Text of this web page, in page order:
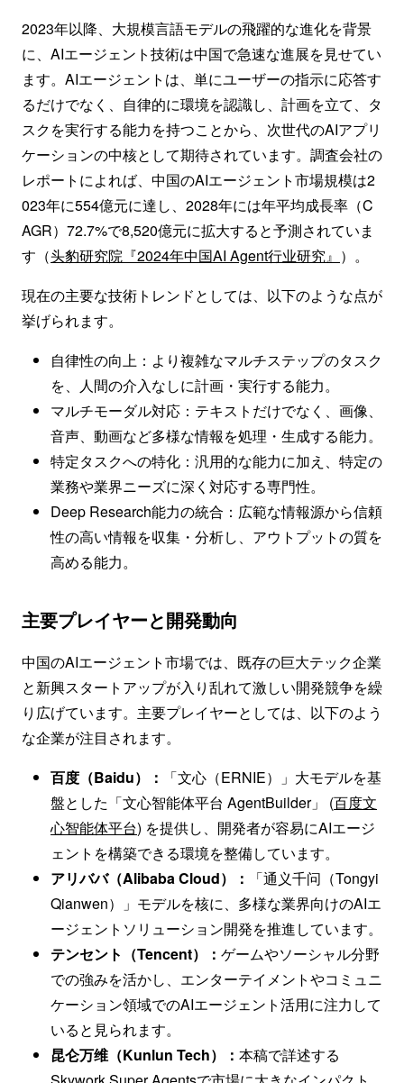
2023年以降、大規模言語モデルの飛躍的な進化を背景
に、AIエージェント技術は中国で急速な進展を見せてい
ます。AIエージェントは、単にユーザーの指示に応答す
るだけでなく、自律的に環境を認識し、計画を立て、タ
スクを実行する能力を持つことから、次世代のAIアプリ
ケーションの中核として期待されています。調査会社の
レポートによれば、中国のAIエージェント市場規模は2
023年に554億元に達し、2028年には年平均成長率（C
AGR）72.7%で8,520億元に拡大すると予測されていま
す（头豹研究院『2024年中国AI Agent行业研究』 ）。
現在の主要な技術トレンドとしては、以下のような点が
挙げられます。
自律性の向上：より複雑なマルチステップのタスク
を、人間の介入なしに計画・実行する能力。
マルチモーダル対応：テキストだけでなく、画像、
音声、動画など多様な情報を処理・生成する能力。
特定タスクへの特化：汎用的な能力に加え、特定の
業務や業界ニーズに深く対応する専門性。
Deep Research能力の統合：広範な情報源から信頼
性の高い情報を収集・分析し、アウトプットの質を
高める能力。
主要プレイヤーと開発動向
中国のAIエージェント市場では、既存の巨大テック企業
と新興スタートアップが入り乱れて激しい開発競争を繰
り広げています。主要プレイヤーとしては、以下のよう
な企業が注目されます。
百度（Baidu）：
「文心（ERNIE）」大モデルを基
盤とした「文心智能体平台 AgentBuilder」 (百度文
心智能体平台) を提供し、開発者が容易にAIエージ
ェントを構築できる環境を整備しています。
アリババ（Alibaba Cloud）：
「通义千问（Tongyi
Qianwen）」モデルを核に、多様な業界向けのAIエ
ージェントソリューション開発を推進しています。
テンセント（Tencent）： ゲームやソーシャル分野
での強みを活かし、エンターテイメントやコミュニ
ケーション領域でのAIエージェント活用に注力して
いると見られます。
昆仑万维（Kunlun Tech）： 本稿で詳述する